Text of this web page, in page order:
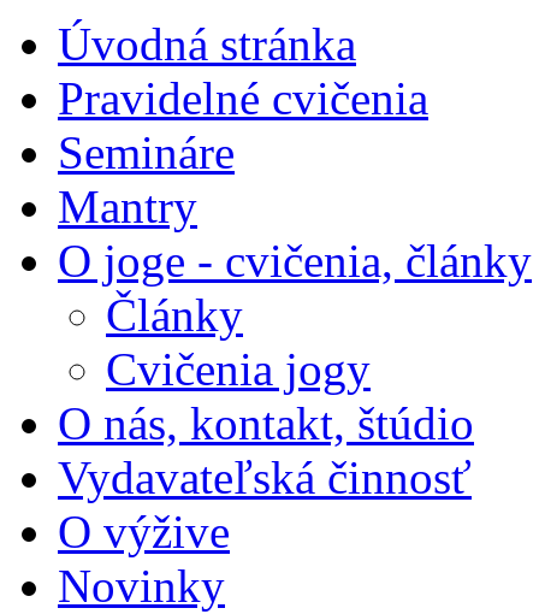
Úvodná stránka
Pravidelné cvičenia
Semináre
Mantry
O joge - cvičenia, články
Články
Cvičenia jogy
O nás, kontakt, štúdio
Vydavateľská činnosť
O výžive
Novinky